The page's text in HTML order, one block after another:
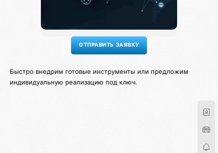
Быстро внедрим готовые инструменты или предложим
индивидуальную реализацию под ключ.